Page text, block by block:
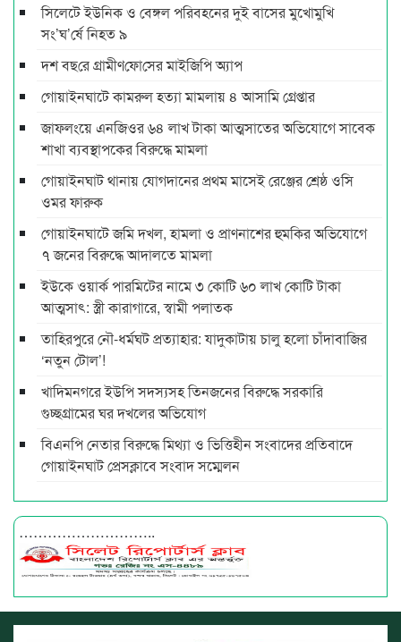
সিলেটে ইউনিক ও বেঙ্গল পরিবহনের দুই বাসের মুখোমুখি
সং’ঘ’র্ষে নিহত ৯
দশ বছ‌রে গ্রামীণ‌ফো‌সের মাইজিপি অ্যাপ
গোয়াইনঘাটে কামরুল হত্যা মামলায় ৪ আসামি গ্রেপ্তার
জাফলংয়ে এনজিওর ৬৪ লাখ টাকা আত্মসাতের অভিযোগে সাবেক
শাখা ব্যবস্থাপকের বিরুদ্ধে মামলা
গোয়াইনঘাট থানায় যোগদানের প্রথম মাসেই রেঞ্জের শ্রেষ্ঠ ওসি
ওমর ফারুক
গোয়াইনঘাটে জমি দখল, হামলা ও প্রাণনাশের হুমকির অভিযোগে
৭ জনের বিরুদ্ধে আদালতে মামলা
ইউকে ওয়ার্ক পারমিটের নামে ৩ কোটি ৬০ লাখ কোটি টাকা
আত্মসাৎ: স্ত্রী কারাগারে, স্বামী পলাতক
তাহিরপুরে নৌ-ধর্মঘট প্রত্যাহার: যাদুকাটায় চালু হলো চাঁদাবাজির
‘নতুন টোল’!
খাদিমনগরে ইউপি সদস্যসহ তিনজনের বিরুদ্ধে সরকারি
গুচ্ছগ্রামের ঘর দখলের অভিযোগ
বিএনপি নেতার বিরুদ্ধে মিথ্যা ও ভিত্তিহীন সংবাদের প্রতিবাদে
গোয়াইনঘাট প্রেসক্লাবে সংবাদ সম্মেলন
………………………..